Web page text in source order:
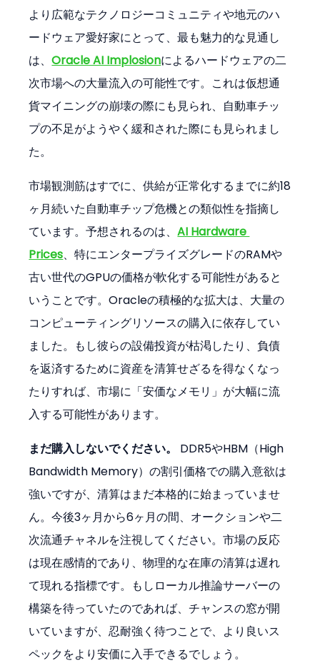
より広範なテクノロジーコミュニティや地元のハ
ードウェア愛好家にとって、最も魅力的な見通し
は、Oracle AI Implosionによるハードウェアの二
次市場への大量流入の可能性です。これは仮想通
貨マイニングの崩壊の際にも見られ、自動車チッ
プの不足がようやく緩和された際にも見られまし
た。
市場観測筋はすでに、供給が正常化するまでに約18
ヶ月続いた自動車チップ危機との類似性を指摘し
ています。予想されるのは、AI Hardware
Prices、特にエンタープライズグレードのRAMや
古い世代のGPUの価格が軟化する可能性があると
いうことです。Oracleの積極的な拡大は、大量の
コンピューティングリソースの購入に依存してい
ました。もし彼らの設備投資が枯渇したり、負債
を返済するために資産を清算せざるを得なくなっ
たりすれば、市場に「安価なメモリ」が大幅に流
入する可能性があります。
まだ購入しないでください。
DDR5やHBM（High
Bandwidth Memory）の割引価格での購入意欲は
強いですが、清算はまだ本格的に始まっていませ
ん。今後3ヶ月から6ヶ月の間、オークションや二
次流通チャネルを注視してください。市場の反応
は現在感情的であり、物理的な在庫の清算は遅れ
て現れる指標です。もしローカル推論サーバーの
構築を待っていたのであれば、チャンスの窓が開
いていますが、忍耐強く待つことで、より良いス
ペックをより安価に入手できるでしょう。